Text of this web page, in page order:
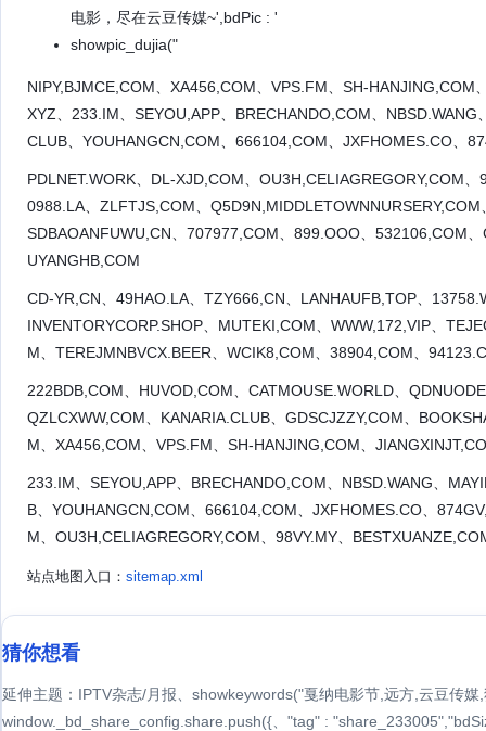
电影，尽在云豆传媒~',bdPic : '
showpic_dujia("
NIPY,BJMCE,COM、XA456,COM、VPS.FM、SH-
XYZ、233.IM、SEYOU,APP、BRECHANDO,COM、
CLUB、YOUHANGCN,COM、666104,COM、JXFHOMES.CO、
PDLNET.WORK、DL-XJD,COM、OU3H,CELIAGREGORY,COM
0988.LA、ZLFTJS,COM、
SDBAOANFUWU,CN、707977,COM、899.OOO、532106,COM
UYANGHB,COM
CD-YR,CN、49HAO.LA、TZY666,CN、LANHAUFB,TOP、
INVENTORYCORP.SHOP、MUTEKI,COM、WWW,172,VIP、
M、TEREJMNBVCX.BEER、WCIK8,COM、38904,COM、
222BDB,COM、HUVOD,COM、CATMOUSE.WORLD、
QZLCXWW,COM、KANARIA.CLUB、GDSCJZZY,COM、
M、XA456,COM、VPS.FM、SH-HANJING,COM、
233.IM、SEYOU,APP、BRECHANDO,COM、NBSD.WANG、
B、YOUHANGCN,COM、666104,COM、JXFHOMES.CO、
M、OU3H,CELIAGREGORY,COM、98VY.MY、
站点地图入口： sitemap.xml
猜你想看
延伸主题：IPTV杂志/月报、showkeywords("戛纳电影节,远方,云豆传
window._bd_share_config.share.push({、"tag" :